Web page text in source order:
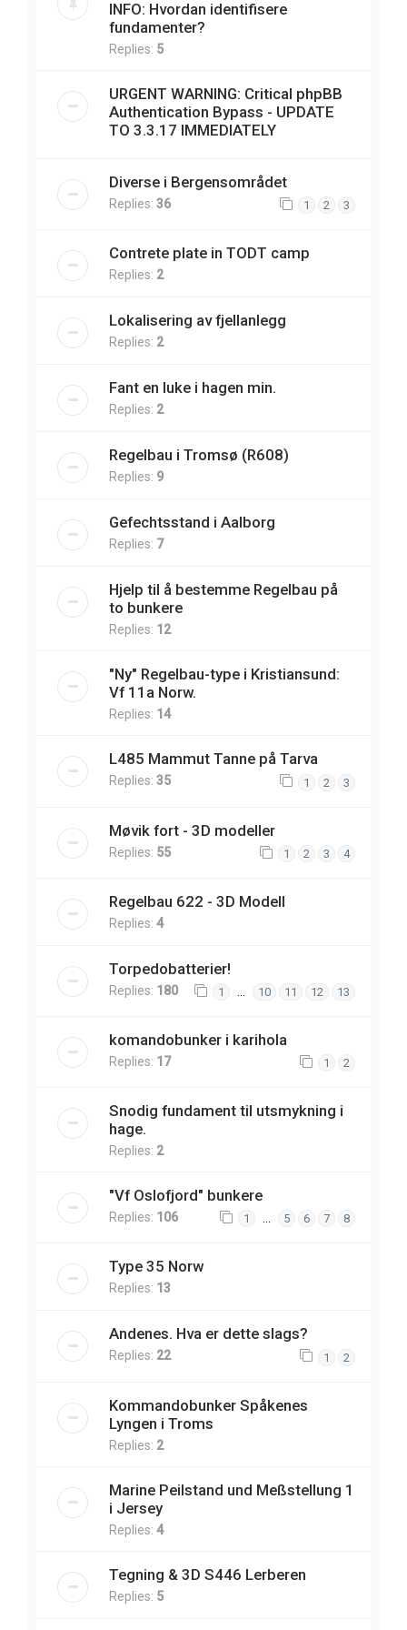
INFO: Hvordan identifisere
fundamenter?
Replies: 5
URGENT WARNING: Critical phpBB
Authentication Bypass - UPDATE
TO 3.3.17 IMMEDIATELY
Diverse i Bergensområdet
Replies: 36 1 2 3
Contrete plate in TODT camp
Replies: 2
Lokalisering av fjellanlegg
Replies: 2
Fant en luke i hagen min.
Replies: 2
Regelbau i Tromsø (R608)
Replies: 9
Gefechtsstand i Aalborg
Replies: 7
Hjelp til å bestemme Regelbau på
to bunkere
Replies: 12
"Ny" Regelbau-type i Kristiansund:
Vf 11a Norw.
Replies: 14
L485 Mammut Tanne på Tarva
Replies: 35 1 2 3
Møvik fort - 3D modeller
Replies: 55 1 2 3 4
Regelbau 622 - 3D Modell
Replies: 4
Torpedobatterier!
Replies: 180 1 10 11 12 13
komandobunker i karihola
Replies: 17 1 2
Snodig fundament til utsmykning i
hage.
Replies: 2
"Vf Oslofjord" bunkere
Replies: 106 1 … 5 6 7 8
Type 35 Norw
Replies: 13
Andenes. Hva er dette slags?
Replies: 22 1 2
Kommandobunker Spåkenes
Lyngen i Troms
Replies: 2
Marine Peilstand und Meßstellung 1
i Jersey
Replies: 4
Tegning & 3D S446 Lerberen
Replies: 5